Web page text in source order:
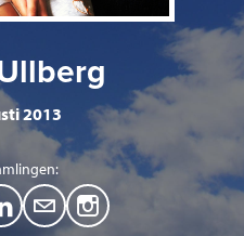
2013
L
M